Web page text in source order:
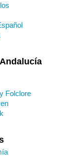
Folclore